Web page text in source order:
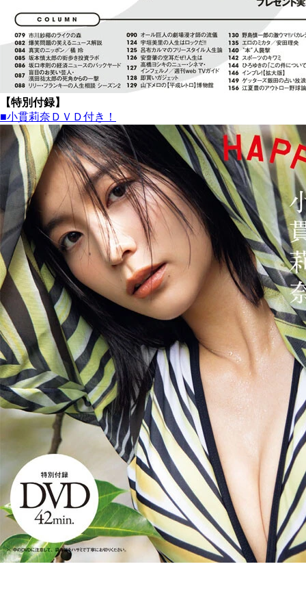
【特別付録】
■小貫莉奈ＤＶＤ付き！